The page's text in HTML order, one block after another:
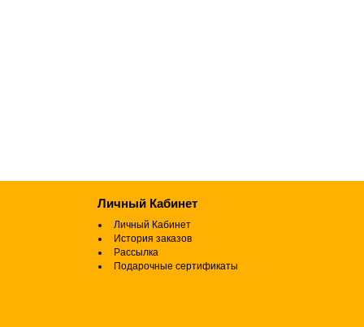
Личный Кабинет
Личный Кабинет
История заказов
Рассылка
Подарочные сертификаты